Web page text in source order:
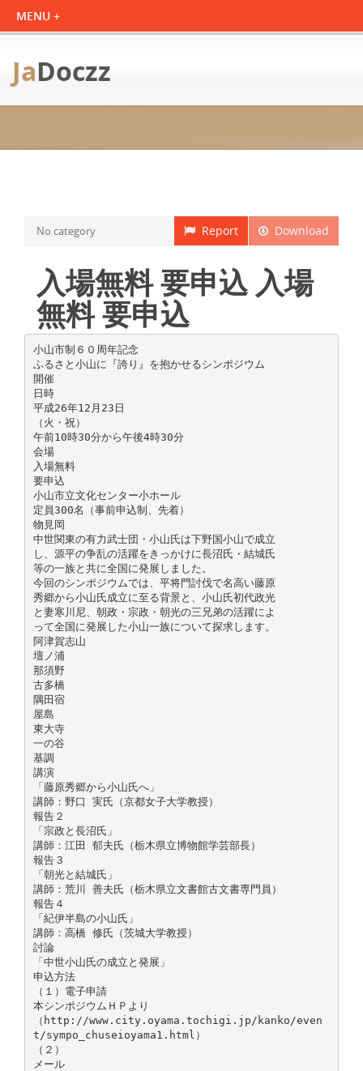
JaDoczz
Download
Report
No category
入場無料 要申込 入場
無料 要申込
小山市制６０周年記念
ふるさと小山に『誇り』を抱かせるシンポジウム
開催
日時
平成26年12月23日
（火・祝）
午前10時30分から午後4時30分
会場
入場無料
要申込
小山市立文化センター小ホール
定員300名（事前申込制、先着）
物見岡
中世関東の有力武士団・小山氏は下野国小山で成立
し、源平の争乱の活躍をきっかけに長沼氏・結城氏
等の一族と共に全国に発展しました。
今回のシンポジウムでは、平将門討伐で名高い藤原
秀郷から小山氏成立に至る背景と、小山氏初代政光
と妻寒川尼、朝政・宗政・朝光の三兄弟の活躍によ
って全国に発展した小山一族について探求します。
阿津賀志山
壇ノ浦
那須野
古多橋
隅田宿
屋島
東大寺
一の谷
基調
講演
「藤原秀郷から小山氏へ」
講師：野口 実氏（京都女子大学教授）
報告２
「宗政と長沼氏」
講師：江田 郁夫氏（栃木県立博物館学芸部長）
報告３
「朝光と結城氏」
講師：荒川 善夫氏（栃木県立文書館古文書専門員）
報告４
「紀伊半島の小山氏」
講師：高橋 修氏（茨城大学教授）
討論
「中世小山氏の成立と発展」
申込方法
（１）電子申請
本シンポジウムＨＰより
（http://www.city.oyama.tochigi.jp/kanko/even
t/sympo_chuseioyama1.html）
（２）
メール